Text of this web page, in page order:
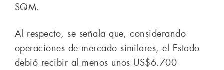
SQM.
Al respecto, se señala que, considerando
operaciones de mercado similares, el Estado
debió recibir al menos unos US$6.700